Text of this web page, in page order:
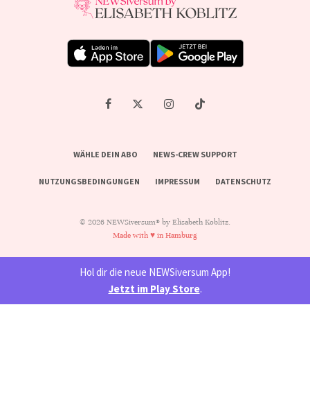
WÄHLE DEIN ABO NEWS-CREW SUPPORT
NUTZUNGSBEDINGUNGEN IMPRESSUM DATENSCHUTZ
© 2026 NEWSiversum® by Elisabeth Koblitz.
Made with ♥ in Hamburg
Hol dir die neue NEWSiversum App!
Jetzt im Play Store.